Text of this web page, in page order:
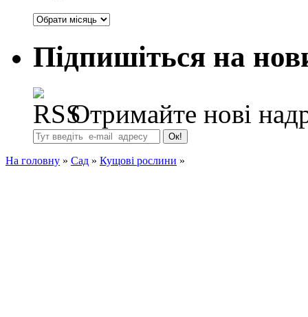
Архіви
Підпишіться на
Отримайте нові
На головну » Сад » Кущові рослини »